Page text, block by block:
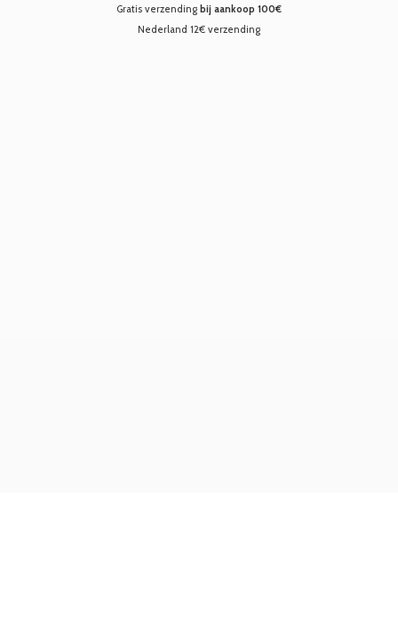
Gratis verzending bij aankoop 100€
Nederland 12€ verzending